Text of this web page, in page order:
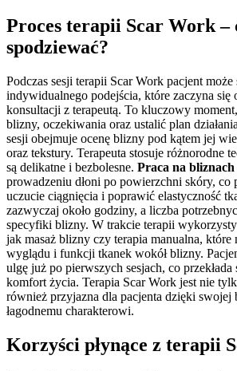
Proces terapii Scar Work –
spodziewać?
Podczas sesji terapii Scar Work pacjent
indywidualnego podejścia, które zaczyna się
konsultacji z terapeutą. To kluczowy
blizny, oczekiwania oraz ustalić plan
sesji obejmuje ocenę blizny pod kątem jej
oraz tekstury. Terapeuta stosuje różnorodne
są delikatne i bezbolesne. Praca na bliznach
prowadzeniu dłoni po powierzchni skóry, co
uczucie ciągnięcia i poprawić elastyczność
zazwyczaj około godziny, a liczba
specyfiki blizny. W trakcie terapii
jak masaż blizny czy terapia manualna, które
wyglądu i funkcji tkanek wokół blizny.
ulgę już po pierwszych sesjach, co
komfort życia. Terapia Scar Work jest nie
również przyjazna dla pacjenta dzięki swojej
łagodnemu charakterowi.
Korzyści płynące z terapii